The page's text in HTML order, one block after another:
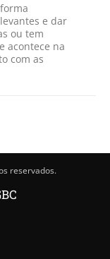
e dar
ou tem
acontece na
com as
reservados.